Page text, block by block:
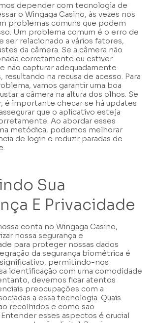
depender com tecnologia de
o Wingaga Casino, às vezes nos
problemas comuns que podem
Um problema comum é o erro de
ser relacionado a vários fatores,
da câmera. Se a câmera não
corretamente ou estiver
não capturar adequadamente
resultando na recusa de acesso. Para
vamos garantir uma boa
a câmera na altura dos olhos. Se
é importante checar se há updates
que o aplicativo esteja
Ao abordar esses
metódica, podemos melhorar
de login e reduzir paradas de
Sua
E Privacidade
conta no Wingaga Casino,
nossa segurança e
para proteger nossas dados
da segurança biométrica é
permitindo-nos
identificação com uma comodidade
devemos ficar atentos
preocupações com a
a essa tecnologia. Quais
recolhidos e como são
Entender esses aspectos é crucial